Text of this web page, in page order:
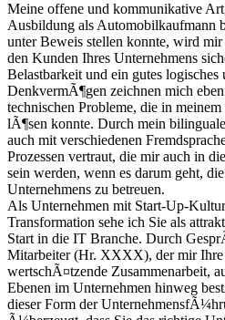
Meine offene und kommunikative
Ausbildung als Automobilkaufmann
unter Beweis stellen konnte, wird
den Kunden Ihres Unternehmens
Belastbarkeit und ein gutes logisches
DenkvermÃ¶gen zeichnen mich
technischen Probleme, die in
lÃ¶sen konnte. Durch mein
auch mit verschiedenen
Prozessen vertraut, die mir auch in
sein werden, wenn es darum geht,
Unternehmens zu betreuen.
Als Unternehmen mit Start-Up-
Transformation sehe ich Sie als
Start in die IT Branche. Durch
Mitarbeiter (Hr. XXXX), der mir Ihre
wertschÃ¤tzende Zusammenarbeit,
Ebenen im Unternehmen hinweg
dieser Form der